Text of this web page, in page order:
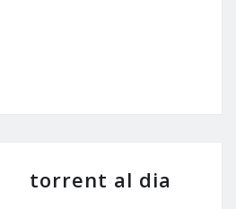
torrent al dia